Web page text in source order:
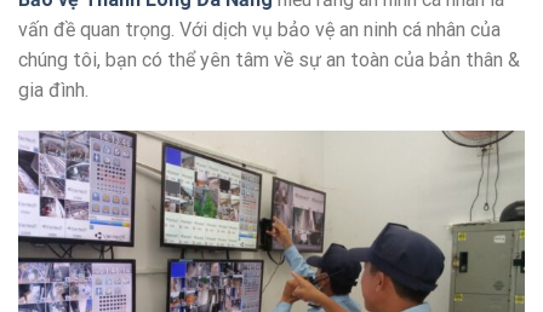
vấn đề quan trọng. Với dịch vụ bảo vệ an ninh cá nhân của
chúng tôi, bạn có thể yên tâm về sự an toàn của bản thân &
gia đình.